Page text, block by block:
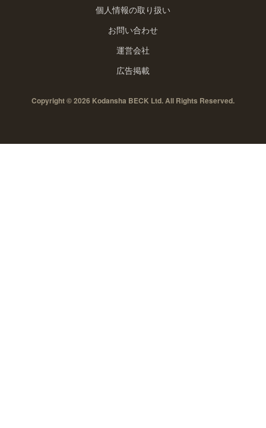
個人情報の取り扱い
お問い合わせ
運営会社
広告掲載
Copyright © 2026 Kodansha BECK Ltd. All Rights Reserved.